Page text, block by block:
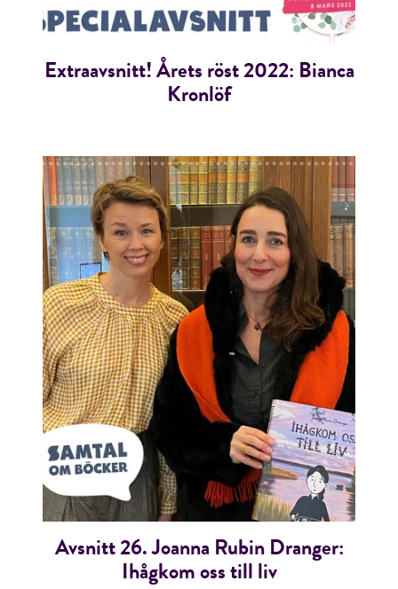
Extraavsnitt! Årets röst 2022: Bianca
Kronlöf
Avsnitt 26. Joanna Rubin Dranger:
Ihågkom oss till liv